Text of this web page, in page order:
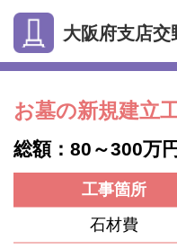
大阪府支店交
お墓の新規建立
総額：80～300万
工事箇所
石材費